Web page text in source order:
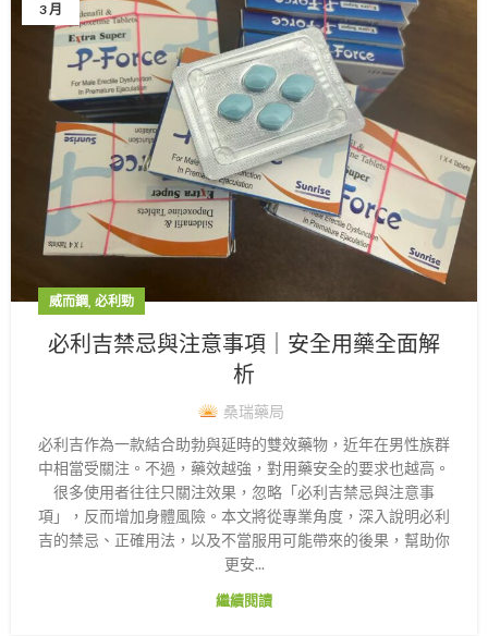
3 月
威而鋼, 必利勁
必利吉禁忌與注意事項｜安全用藥全面解
析
桑瑞藥局
必利吉作為一款結合助勃與延時的雙效藥物，近年在男性族群
中相當受關注。不過，藥效越強，對用藥安全的要求也越高。
很多使用者往往只關注效果，忽略「必利吉禁忌與注意事
項」，反而增加身體風險。本文將從專業角度，深入說明必利
吉的禁忌、正確用法，以及不當服用可能帶來的後果，幫助你
更安...
繼續閱讀